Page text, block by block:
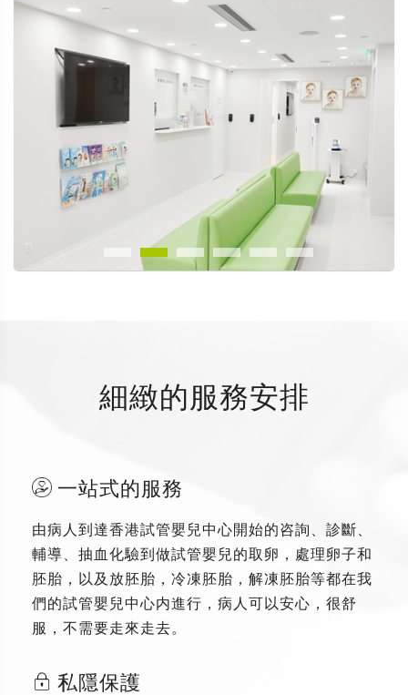
細緻的服務安排
一站式的服務
由病人到達香港試管嬰兒中心開始的咨詢、診斷、
輔導、抽血化驗到做試管嬰兒的取卵，處理卵子和
胚胎，以及放胚胎，冷凍胚胎，解凍胚胎等都在我
們的試管嬰兒中心内進行，病人可以安心，很舒
服，不需要走來走去。
私隱保護